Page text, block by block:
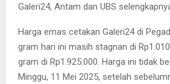
Galeri24, Antam dan UBS
Harga emas cetakan Galeri24 di
gram hari ini masih stagnan di
gram di Rp1.925.000. Harga ini tidak
Minggu, 11 Mei 2025, setelah